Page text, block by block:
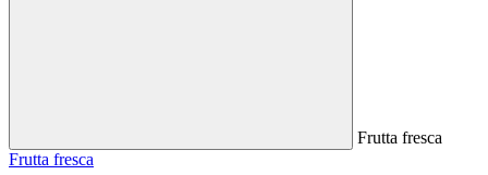
Frutta fresca
Frutta fresca